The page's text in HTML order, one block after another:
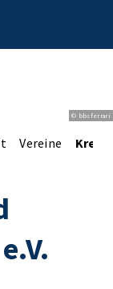
© bbsferrari
Vereine